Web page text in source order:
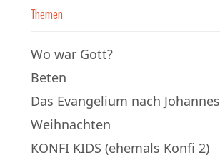
Themen
Wo war Gott?
Beten
Das Evangelium nach Johannes
Weihnachten
KONFI KIDS (ehemals Konfi 2)